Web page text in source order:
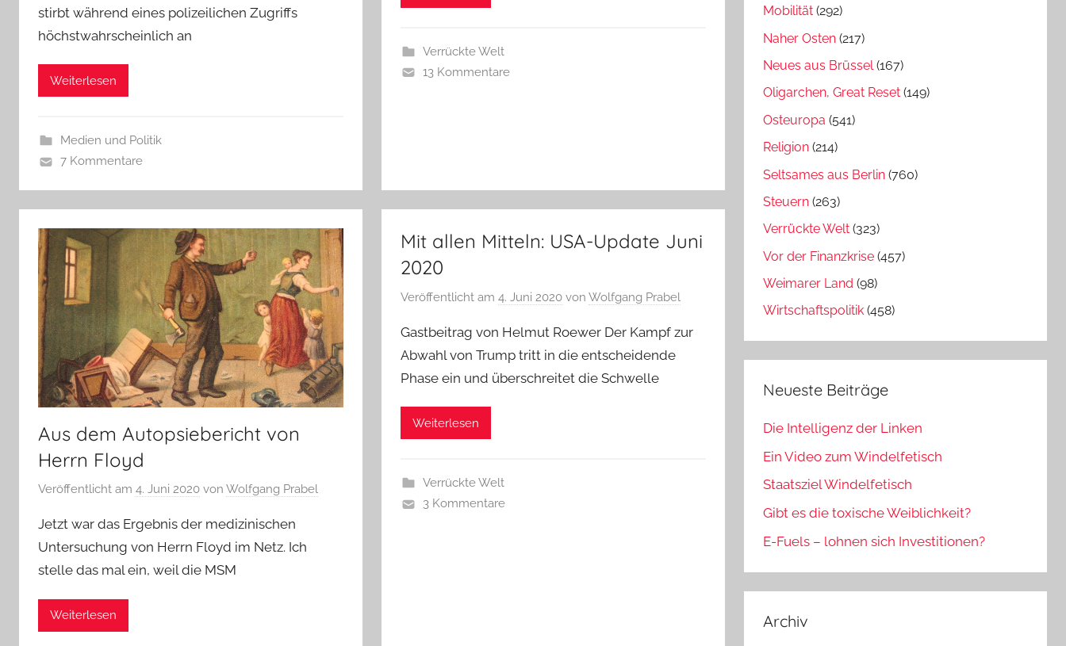
stirbt während eines polizeilichen Zugriffs
höchstwahrscheinlich an
Weiterlesen
Medien und Politik
7 Kommentare
Verrückte Welt
13 Kommentare
Aus dem Autopsiebericht von
Herrn Floyd
Veröffentlicht am 4. Juni 2020 von Wolfgang Prabel
Jetzt war das Ergebnis der medizinischen
Untersuchung von Herrn Floyd im Netz. Ich
stelle das mal ein, weil die MSM
Weiterlesen
Mit allen Mitteln: USA-Update Juni
2020
Veröffentlicht am4. Juni 2020 vonWolfgang Prabel
Gastbeitrag von Helmut Roewer Der Kampf zur
Abwahl von Trump tritt in die entscheidende
Phase ein und überschreitet die Schwelle
Weiterlesen
Verrückte Welt
3 Kommentare
Mobilität (292)
Naher Osten (217)
Neues aus Brüssel(167)
Oligarchen, Great Reset (149)
Osteuropa (541)
Religion (214)
Seltsames aus Berlin (760)
Steuern (263)
Verrückte Welt (323)
Vor der Finanzkrise (457)
Weimarer Land (98)
Wirtschaftspolitik (458)
Neueste Beiträge
Die Intelligenz der Linken
Ein Video zum Windelfetisch
Staatsziel Windelfetisch
Gibt es die toxische Weiblichkeit?
E-Fuels – lohnen sich Investitionen?
Archiv